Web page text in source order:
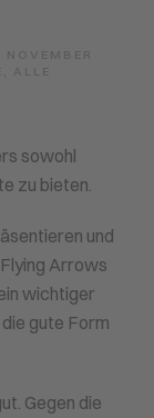
sowohl
zu bieten.
und
Arrows
wichtiger
gute Form
Gegen die